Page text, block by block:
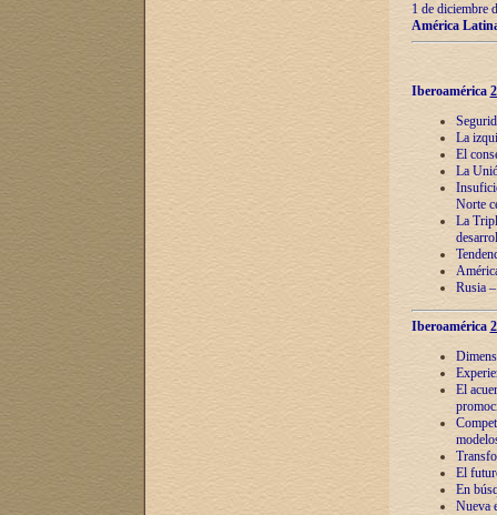
1 de diciembre
América
Iberoamérica
La
El
La
Norte
La
Rusia
Iberoamérica
El
El
En
Nueva